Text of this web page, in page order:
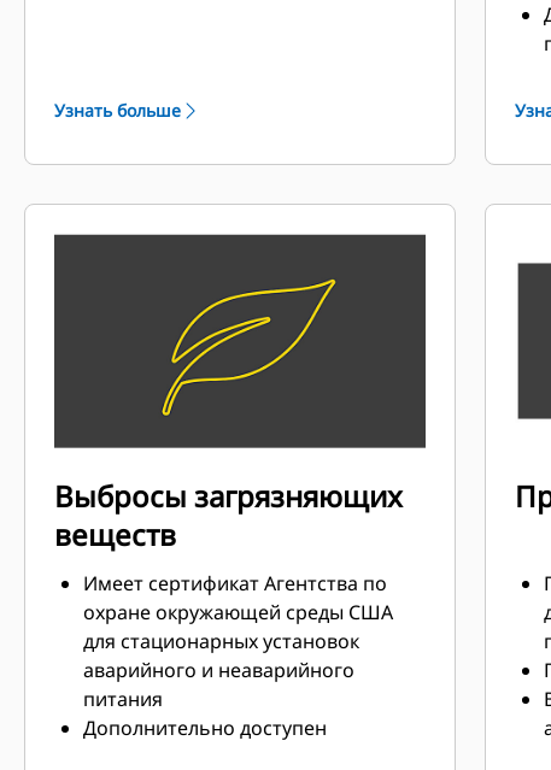
Узнать больше
Выбросы загрязняющих
веществ
Имеет сертификат Агентства по
охране окружающей среды США
для стационарных установок
аварийного и неаварийного
питания
Дополнительно доступен